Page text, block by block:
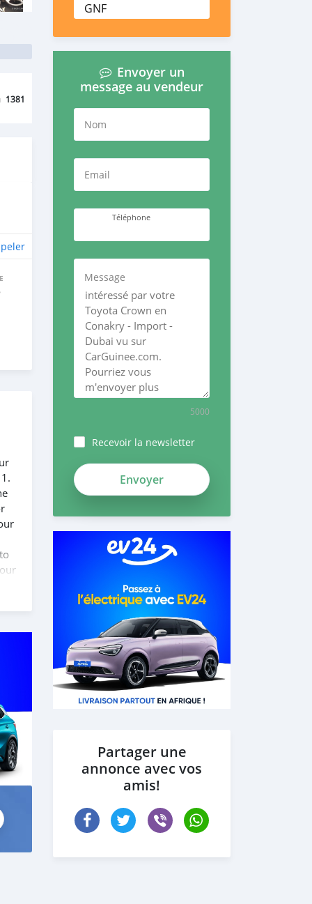
1381
GNF
Envoyer un
message au vendeur
Nom
Email
Téléphone
Message
5000
Recevoir la newsletter
mPDdXGxvcHUay6HxxosL
Partager une
annonce avec vos
amis!